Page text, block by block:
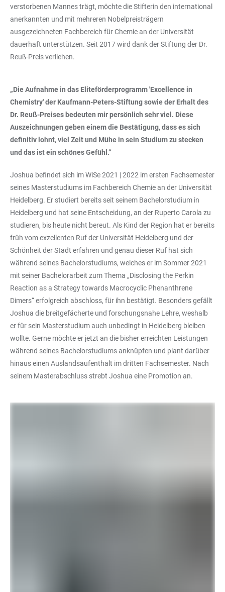
verstorbenen Mannes trägt, möchte die Stifterin den international
anerkannten und mit mehreren Nobelpreisträgern
ausgezeichneten Fachbereich für Chemie an der Universität
dauerhaft unterstützen. Seit 2017 wird dank der Stiftung der Dr.
Reuß-Preis verliehen.
„Die Aufnahme in das Eliteförderprogramm 'Excellence in
Chemistry' der Kaufmann-Peters-Stiftung sowie der Erhalt des
Dr. Reuß-Preises bedeuten mir persönlich sehr viel. Diese
Auszeichnungen geben einem die Bestätigung, dass es sich
definitiv lohnt, viel Zeit und Mühe in sein Studium zu stecken
und das ist ein schönes Gefühl.“
Joshua befindet sich im WiSe 2021 | 2022 im ersten Fachsemester
seines Masterstudiums im Fachbereich Chemie an der Universität
Heidelberg. Er studiert bereits seit seinem Bachelorstudium in
Heidelberg und hat seine Entscheidung, an der Ruperto Carola zu
studieren, bis heute nicht bereut. Als Kind der Region hat er bereits
früh vom exzellenten Ruf der Universität Heidelberg und der
Schönheit der Stadt erfahren und genau dieser Ruf hat sich
während seines Bachelorstudiums, welches er im Sommer 2021
mit seiner Bachelorarbeit zum Thema „Disclosing the Perkin
Reaction as a Strategy towards Macrocyclic Phenanthrene
Dimers“ erfolgreich abschloss, für ihn bestätigt. Besonders gefällt
Joshua die breitgefächerte und forschungsnahe Lehre, weshalb
er für sein Masterstudium auch unbedingt in Heidelberg bleiben
wollte. Gerne möchte er jetzt an die bisher erreichten Leistungen
während seines Bachelorstudiums anknüpfen und plant darüber
hinaus einen Auslandsaufenthalt im dritten Fachsemester. Nach
seinem Masterabschluss strebt Joshua eine Promotion an.